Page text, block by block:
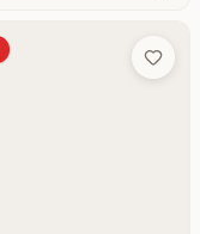
Add to